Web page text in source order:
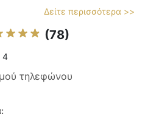
Δείτε περισσότερα >>
(78)
4
τηλεφώνου